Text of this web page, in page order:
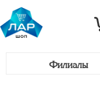
Филиалы